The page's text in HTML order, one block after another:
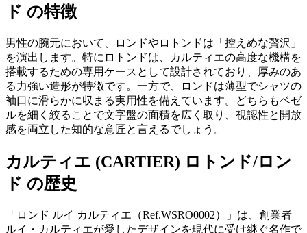
ド の特徴
男性の腕元において、ロンドやロトンドは「控えめな贅沢」
を演出します。特にロトンドは、カルティエの高度な機構を
搭載するための専用ケースとして設計されており、厚みのあ
る力強い造形が特徴です。一方で、ロンドは薄型でシャツの
袖口に滑らかに収まる実用性を備えています。どちらもベゼ
ルを細く絞ることで文字盤の面積を広く取り、視認性と開放
感を両立した知的な意匠と言えるでしょう。
カルティエ (CARTIER) ロトンド/ロン
ド の歴史
「ロンド ルイ カルティエ（Ref.WSRO0002）」は、創業者
ルイ・カルティエが愛したデザインを現代に受け継ぐ名作で